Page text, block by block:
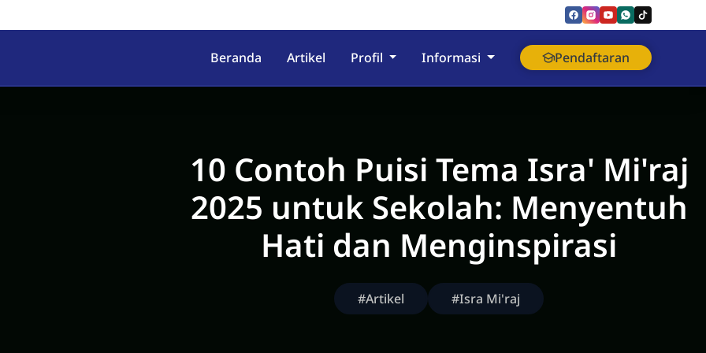
Kec. Lumbir, Kab. Banyumas
Beranda Artikel Profil Informasi Pendaftaran
10 Contoh Puisi Tema Isra' Mi'raj
2025 untuk Sekolah: Menyentuh
Hati dan Menginspirasi
#Artikel #Isra Mi'raj